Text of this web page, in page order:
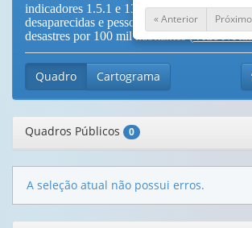
indicadores 1.5.1 e 13.1.1) - Número de
desaparecidas e pessoas diretamente
desastres por 100 mil habitantes (Vide Notas
Quadro Cartograma
Quadros Públicos 0
A seleção atual não possui erros.
« Anterior